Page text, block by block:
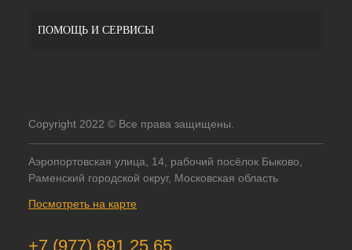
ПОМОЩЬ И СЕРВИСЫ
Copyright 2022 © Все права защищены.
Аэропортовская улица, 14, рабочий посёлок Быково,
Раменский городской округ, Московская область
Посмотреть на карте
+7 (977) 691 25 65